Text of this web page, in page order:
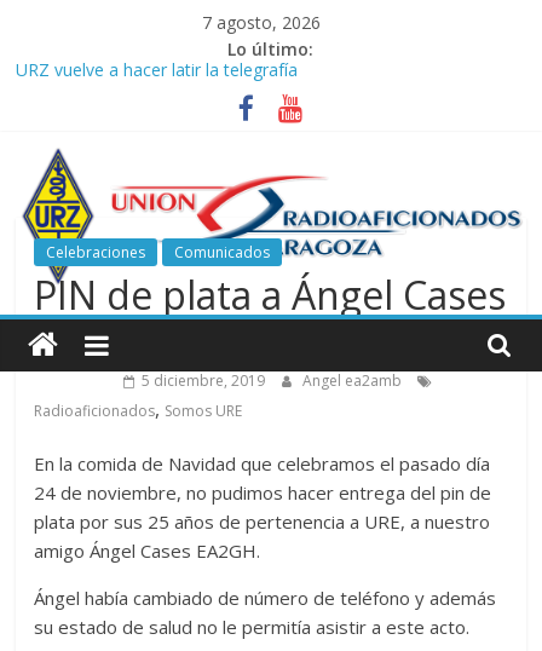
contenido
7 agosto, 2026
Lo último:
URZ vuelve a hacer latir la telegrafía
Verano, radio y buenas ondas: ideas para seguir disfrutando de
Promoción de Verano ICOM en Promodis Telecom
Nueva ubicación de la Jefatura Provincial de Inspección de las
Telecomunicaciones de Zaragoza. Información de interés para
los radioaficionados
La cantera de URZ vuelve a hacerse escuchar en el YOTA
Contest
Unión
de
Radioaficionados
de
Zaragoza
URZ
Celebraciones Comunicados
PIN de plata a Ángel Cases
5 diciembre, 2019
Angel ea2amb
Radioaficionados, Somos URE
En la comida de Navidad que celebramos el pasado día
24 de noviembre, no pudimos hacer entrega del pin de
plata por sus 25 años de pertenencia a URE, a nuestro
amigo Ángel Cases EA2GH.
Ángel había cambiado de número de teléfono y además
su estado de salud no le permitía asistir a este acto.